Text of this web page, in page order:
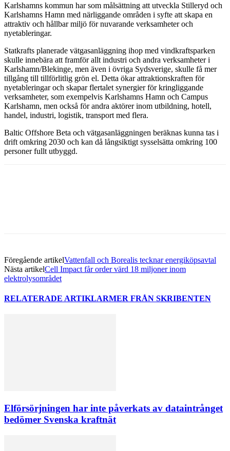
Karlshamns kommun har som målsättning att utveckla Stilleryd och
Karlshamns Hamn med närliggande områden i syfte att skapa en
attraktiv och hållbar miljö för nuvarande verksamheter och
nyetableringar.
Statkrafts planerade vätgasanläggning ihop med vindkraftsparken
skulle innebära att framför allt industri och andra verksamheter i
Karlshamn/Blekinge, men även i övriga Sydsverige, skulle få mer
tillgång till tillförlitlig grön el. Detta ökar attraktionskraften för
nyetableringar och skapar flertalet synergier för kringliggande
verksamheter, som exempelvis Karlshamns Hamn och Campus
Karlshamn, men också för andra aktörer inom utbildning, hotell,
handel, industri, logistik, transport med flera.
Baltic Offshore Beta och vätgasanläggningen beräknas kunna tas i
drift omkring 2030 och kan då långsiktigt sysselsätta omkring 100
personer fullt utbyggd.
Föregående artikelVattenfall och Borealis tecknar energiköpsavtal
Nästa artikelCell Impact får order värd 18 miljoner inom
elektrolysområdet
RELATERADE ARTIKLARMER FRÅN SKRIBENTEN
Elförsörjningen har inte påverkats av dataintrånget
bedömer Svenska kraftnät